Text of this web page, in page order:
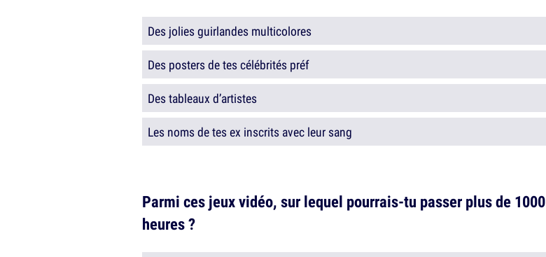
Des jolies guirlandes multicolores
Des posters de tes célébrités préf
Des tableaux d’artistes
Les noms de tes ex inscrits avec leur sang
Parmi ces jeux vidéo, sur lequel pourrais-tu passer plus de 1000
heures ?